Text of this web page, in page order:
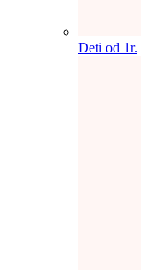
Deti od 1r.